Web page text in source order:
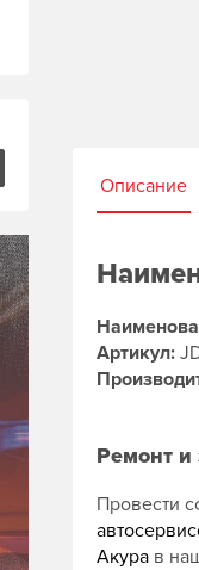
Описание
Артикул:
Ремонт и
Провести
Акура в